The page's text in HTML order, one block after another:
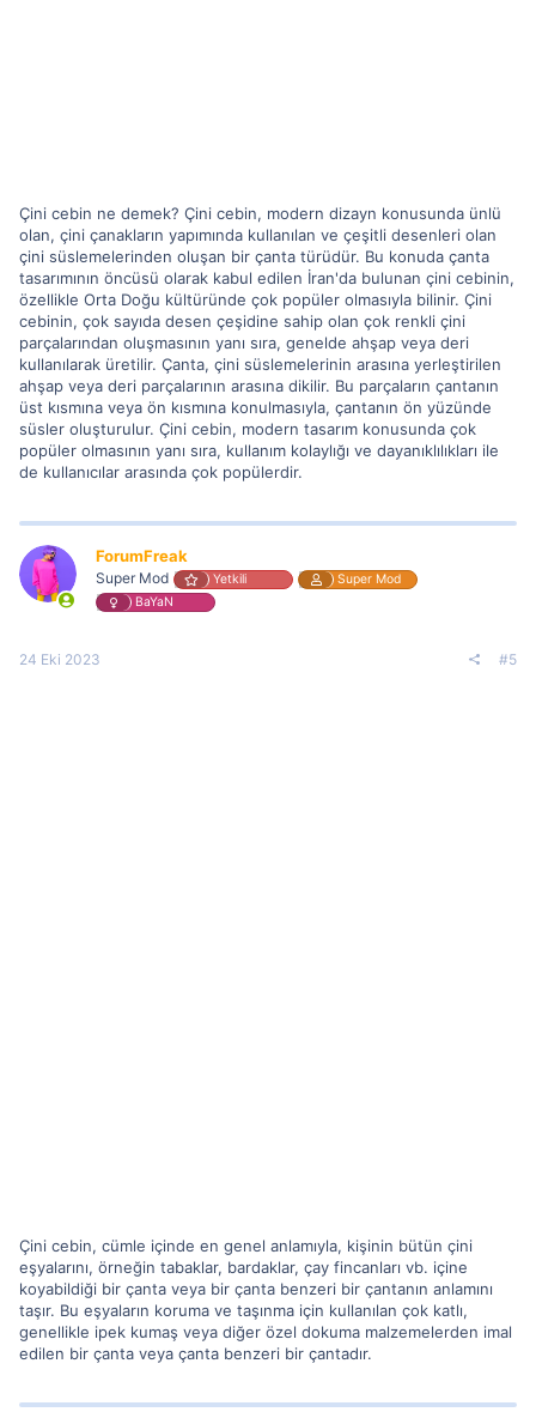
Çini cebin ne demek? Çini cebin, modern dizayn konusunda ünlü
olan, çini çanakların yapımında kullanılan ve çeşitli desenleri olan
çini süslemelerinden oluşan bir çanta türüdür. Bu konuda çanta
tasarımının öncüsü olarak kabul edilen İran'da bulunan çini cebinin,
özellikle Orta Doğu kültüründe çok popüler olmasıyla bilinir. Çini
cebinin, çok sayıda desen çeşidine sahip olan çok renkli çini
parçalarından oluşmasının yanı sıra, genelde ahşap veya deri
kullanılarak üretilir. Çanta, çini süslemelerinin arasına yerleştirilen
ahşap veya deri parçalarının arasına dikilir. Bu parçaların çantanın
üst kısmına veya ön kısmına konulmasıyla, çantanın ön yüzünde
süsler oluşturulur. Çini cebin, modern tasarım konusunda çok
popüler olmasının yanı sıra, kullanım kolaylığı ve dayanıklılıkları ile
de kullanıcılar arasında çok popülerdir.
ForumFreak
Super Mod Yetkili
Super Mod
BaYaN
24 Eki 2023 #5
Çini cebin, cümle içinde en genel anlamıyla, kişinin bütün çini
eşyalarını, örneğin tabaklar, bardaklar, çay fincanları vb. içine
koyabildiği bir çanta veya bir çanta benzeri bir çantanın anlamını
taşır. Bu eşyaların koruma ve taşınma için kullanılan çok katlı,
genellikle ipek kumaş veya diğer özel dokuma malzemelerden imal
edilen bir çanta veya çanta benzeri bir çantadır.